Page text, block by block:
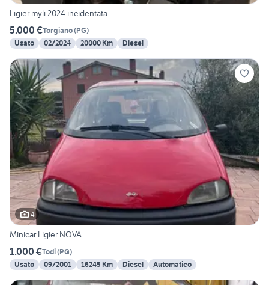
Ligier myli 2024 incidentata
5.000 €Torgiano(PG)
Usato
02/2024 20000 Km Diesel
4
Minicar Ligier NOVA
1.000 €Todi(PG)
Usato
09/2001 16245 Km Diesel Automatico